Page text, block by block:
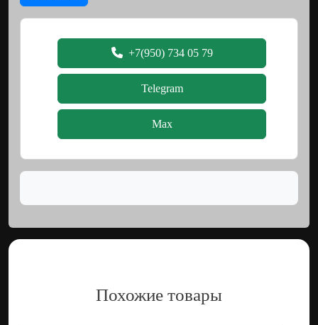
+7(950) 734 05 79
Telegram
Max
Похожие товары